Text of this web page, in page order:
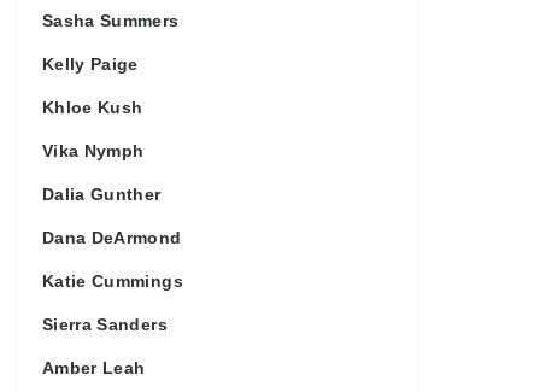
Sasha Summers
Kelly Paige
Khloe Kush
Vika Nymph
Dalia Gunther
Dana DeArmond
Katie Cummings
Sierra Sanders
Amber Leah